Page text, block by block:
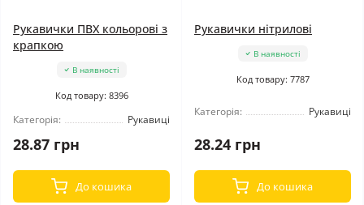
Рукавички ПВХ кольорові з
крапкою
В наявності
Код товару: 8396
Категорія: Рукавиці
28.87 грн
До кошика
Рукавички нітрилові
В наявності
Код товару: 7787
Категорія: Рукавиці
28.24 грн
До кошика